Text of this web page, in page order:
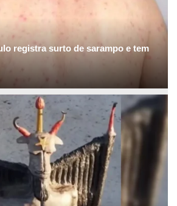
registra surto de sarampo e tem